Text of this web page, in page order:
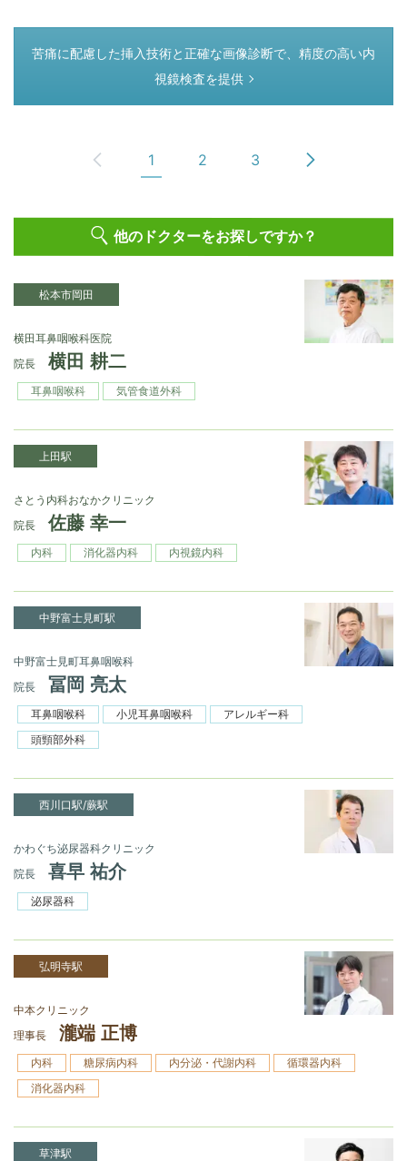
つぎのページ
苦痛に配慮した挿入技術と正確な画像診断で、精度の高い内
視鏡検査を提供
1 2 3
他のドクターをお探しですか？
松本市岡田
横田耳鼻咽喉科医院
院長
横田 耕二
耳鼻咽喉科 気管食道外科
上田駅
さとう内科おなかクリニック
院長
佐藤 幸一
内科 消化器内科 内視鏡内科
中野富士見町駅
中野富士見町耳鼻咽喉科
院長
冨岡 亮太
耳鼻咽喉科 小児耳鼻咽喉科
アレルギー科
頭頸部外科
西川口駅/蕨駅
かわぐち泌尿器科クリニック
院長
喜早 祐介
泌尿器科
弘明寺駅
中本クリニック
理事長
瀧端 正博
内科 糖尿病内科 内分泌・代謝内科
循環器内科
消化器内科
草津駅